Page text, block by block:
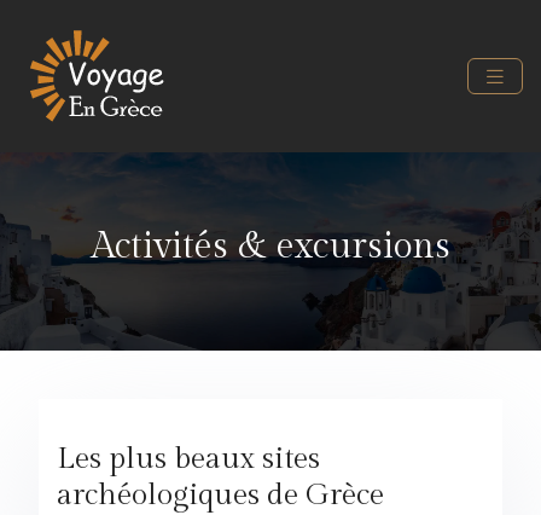
Activités & excursions
Les plus beaux sites
archéologiques de Grèce